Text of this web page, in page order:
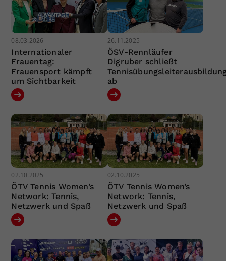
08.03.2026
Internationaler
Frauentag:
Frauensport kämpft
um Sichtbarkeit
26.11.2025
ÖSV-Rennläufer
Digruber schließt
ab
02.10.2025
ÖTV Tennis Women’s
Network: Tennis,
Netzwerk und Spaß
02.10.2025
ÖTV Tennis Women’s
Network: Tennis,
Netzwerk und Spaß